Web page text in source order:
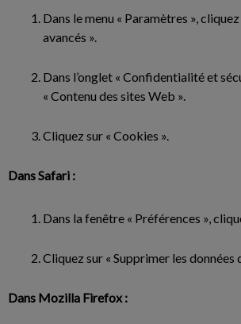
Dans le menu « Paramètres »,
avancés ».
Dans l’onglet « Confidentialité et
« Contenu des sites Web ».
Cliquez sur « Cookies ».
Dans Safari :
Dans la fenêtre « Préférences »,
Cliquez sur « Supprimer les données
Dans Mozilla Firefox :